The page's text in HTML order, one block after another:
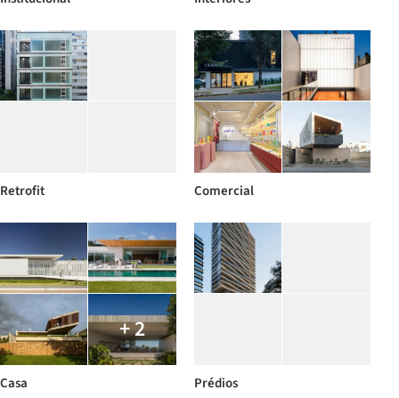
Retrofit Comercial
+ 2
Casa Prédios